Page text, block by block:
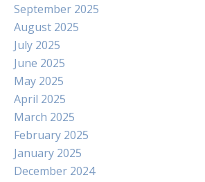
September 2025
August 2025
July 2025
June 2025
May 2025
April 2025
March 2025
February 2025
January 2025
December 2024